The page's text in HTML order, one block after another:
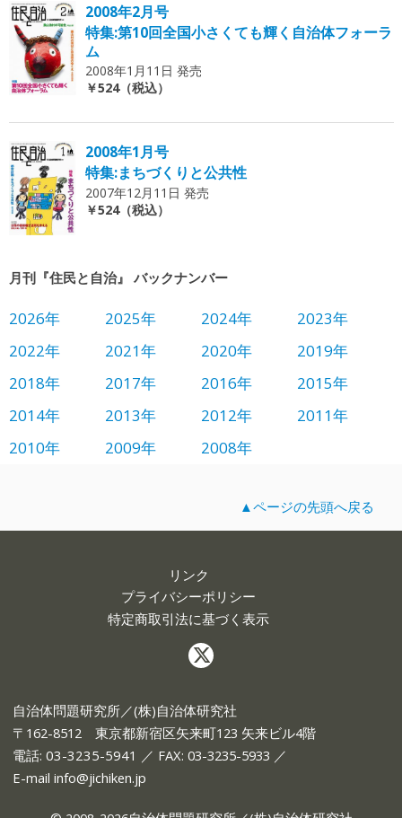
2008年2月号
特集:第10回全国小さくても輝く自治体フォーラ
ム
2008年1月11日 発売
￥524（税込）
2008年1月号
特集:まちづくりと公共性
2007年12月11日 発売
￥524（税込）
月刊『住民と自治』 バックナンバー
2026年 2025年 2024年
2023年
2022年
2021年 2020年
2019年
2018年
2017年 2016年
2015年
2014年
2013年 2012年
2011年
2010年
2009年 2008年
▲ページの先頭へ戻る
リンク
プライバシーポリシー
特定商取引法に基づく表示
自治体問題研究所／(株)自治体研究社
〒162-8512 東京都新宿区矢来町123 矢来ビル4階
電話: 03-3235-5941 ／ FAX: 03-3235-5933 ／
E-mail info@jichiken.jp